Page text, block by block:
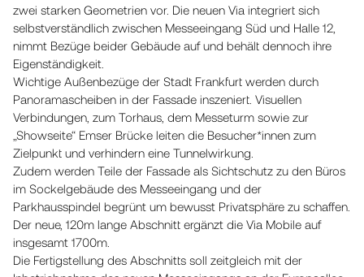
zwei starken Geometrien vor. Die neuen Via integriert sich
selbstverständlich zwischen Messeeingang Süd und Halle 12,
nimmt Bezüge beider Gebäude auf und behält dennoch ihre
Eigenständigkeit.
Wichtige Außenbezüge der Stadt Frankfurt werden durch
Panoramascheiben in der Fassade inszeniert. Visuellen
Verbindungen, zum Torhaus, dem Messeturm sowie zur
„Showseite“ Emser Brücke leiten die Besucher*innen zum
Zielpunkt und verhindern eine Tunnelwirkung.
Zudem werden Teile der Fassade als Sichtschutz zu den Büros
im Sockelgebäude des Messeeingang und der
Parkhausspindel begrünt um bewusst Privatsphäre zu schaffen.
Der neue, 120m lange Abschnitt ergänzt die Via Mobile auf
insgesamt 1700m.
Die Fertigstellung des Abschnitts soll zeitgleich mit der